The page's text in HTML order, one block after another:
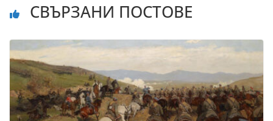
СВЪРЗАНИ ПОСТОВЕ